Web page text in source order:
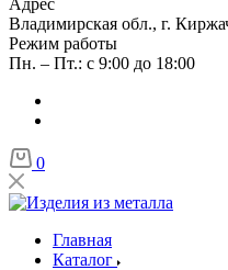
Адрес
Владимирская обл., г.
Режим работы
Пн. – Пт.: с 9:00 до 18:00
0
Главная
Каталог